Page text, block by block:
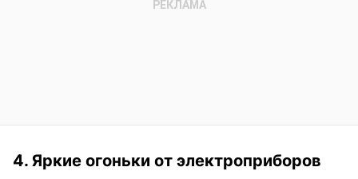
4. Яркие огоньки от электроприборов